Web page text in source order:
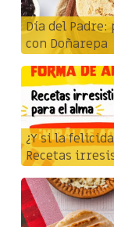
Día del
con Doñarepa
¿Y si la
Recetas